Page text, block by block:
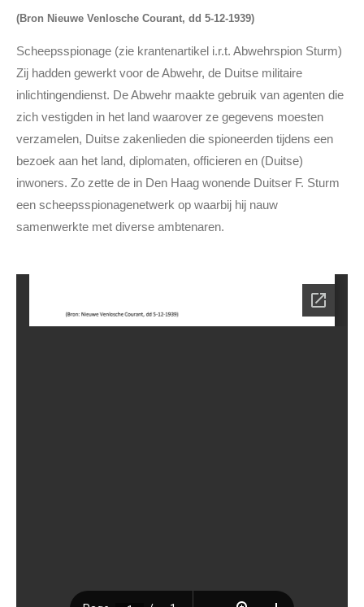
(Bron Nieuwe Venlosche Courant, dd 5-12-1939)
Scheepsspionage (zie krantenartikel i.r.t. Abwehrspion Sturm)
Zij hadden gewerkt voor de Abwehr, de Duitse militaire
inlichtingendienst. De Abwehr maakte gebruik van agenten die
zich vestigden in het land waarover ze gegevens moesten
verzamelen, Duitse zakenlieden die spioneerden tijdens een
bezoek aan het land, diplomaten, officieren en (Duitse)
inwoners. Zo zette de in Den Haag wonende Duitser F. Sturm
een scheepsspionagenetwerk op waarbij hij nauw
samenwerkte met diverse ambtenaren.